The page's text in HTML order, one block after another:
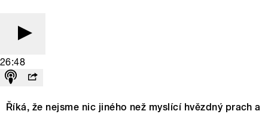
26:48
Říká, že nejsme nic jiného než myslící hvězdný prach a